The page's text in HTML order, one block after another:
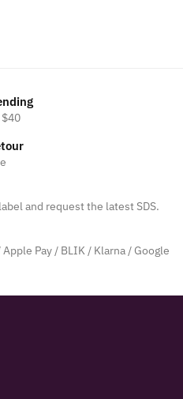
and request the latest SDS.
Pay / BLIK / Klarna / Google